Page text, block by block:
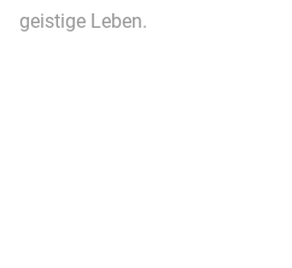
geistige Leben.